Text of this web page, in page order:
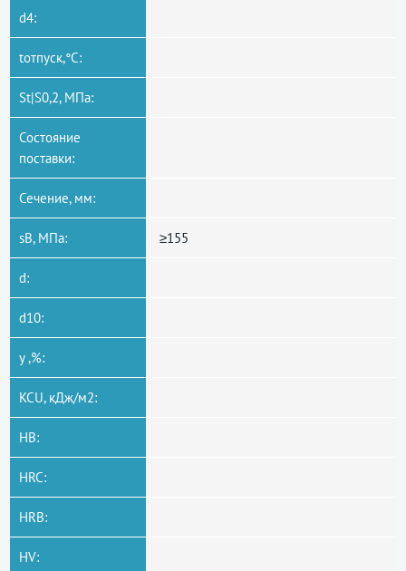
d4:
tотпуск,°C:
St|S0,2, МПа:
Состояние
поставки:
Сечение, мм:
sB, МПа: ≥155
d:
d10:
y ,%:
KCU, кДж/м2:
HB:
HRC:
HRB:
HV: